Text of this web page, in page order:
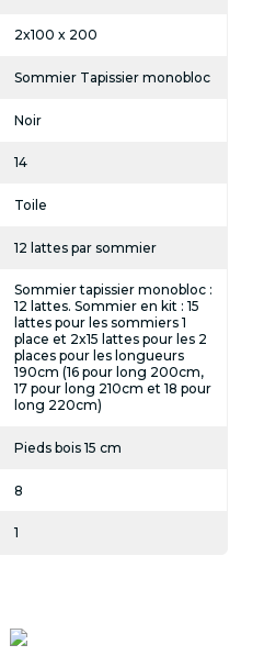
2x100 x 200
Sommier Tapissier monobloc
Noir
14
Toile
12 lattes par sommier
Sommier tapissier monobloc :
12 lattes. Sommier en kit : 15
lattes pour les sommiers 1
place et 2x15 lattes pour les 2
places pour les longueurs
190cm (16 pour long 200cm,
17 pour long 210cm et 18 pour
long 220cm)
Pieds bois 15 cm
8
1